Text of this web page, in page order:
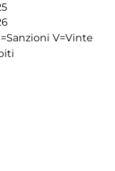
V=Vinte